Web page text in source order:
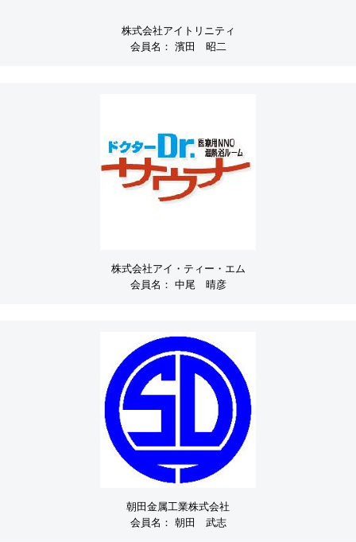
株式会社アイトリニティ
会員名： 濱田 昭二
株式会社アイ・ティー・エム
会員名： 中尾 晴彦
朝田金属工業株式会社
会員名： 朝田 武志